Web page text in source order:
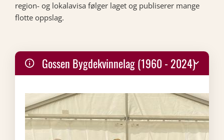
region- og lokalavisa følger laget og publiserer mange
flotte oppslag.
Gossen Bygdekvinnelag (1960 - 2024)